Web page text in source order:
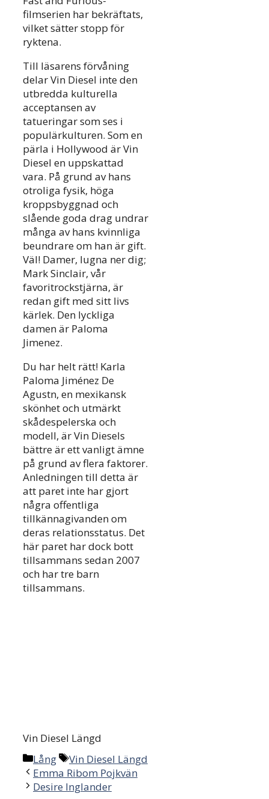
filmserien har bekräftats,
vilket sätter stopp för
ryktena.
Till läsarens förvåning
delar Vin Diesel inte den
utbredda kulturella
acceptansen av
tatueringar som ses i
populärkulturen. Som en
pärla i Hollywood är Vin
Diesel en uppskattad
vara. På grund av hans
otroliga fysik, höga
kroppsbyggnad och
slående goda drag undrar
många av hans kvinnliga
beundrare om han är gift.
Väl! Damer, lugna ner dig;
Mark Sinclair, vår
favoritrockstjärna, är
redan gift med sitt livs
kärlek. Den lyckliga
damen är Paloma
Jimenez.
Du har helt rätt! Karla
Paloma Jiménez De
Agustn, en mexikansk
skönhet och utmärkt
skådespelerska och
modell, är Vin Diesels
bättre är ett vanligt ämne
på grund av flera faktorer.
Anledningen till detta är
att paret inte har gjort
några offentliga
tillkännagivanden om
deras relationsstatus. Det
här paret har dock bott
tillsammans sedan 2007
och har tre barn
tillsammans.
Vin Diesel Längd
Categories
Lång Tags
Vin Diesel Längd
Post
navigation
Emma Ribom Pojkvän
Desire Inglander